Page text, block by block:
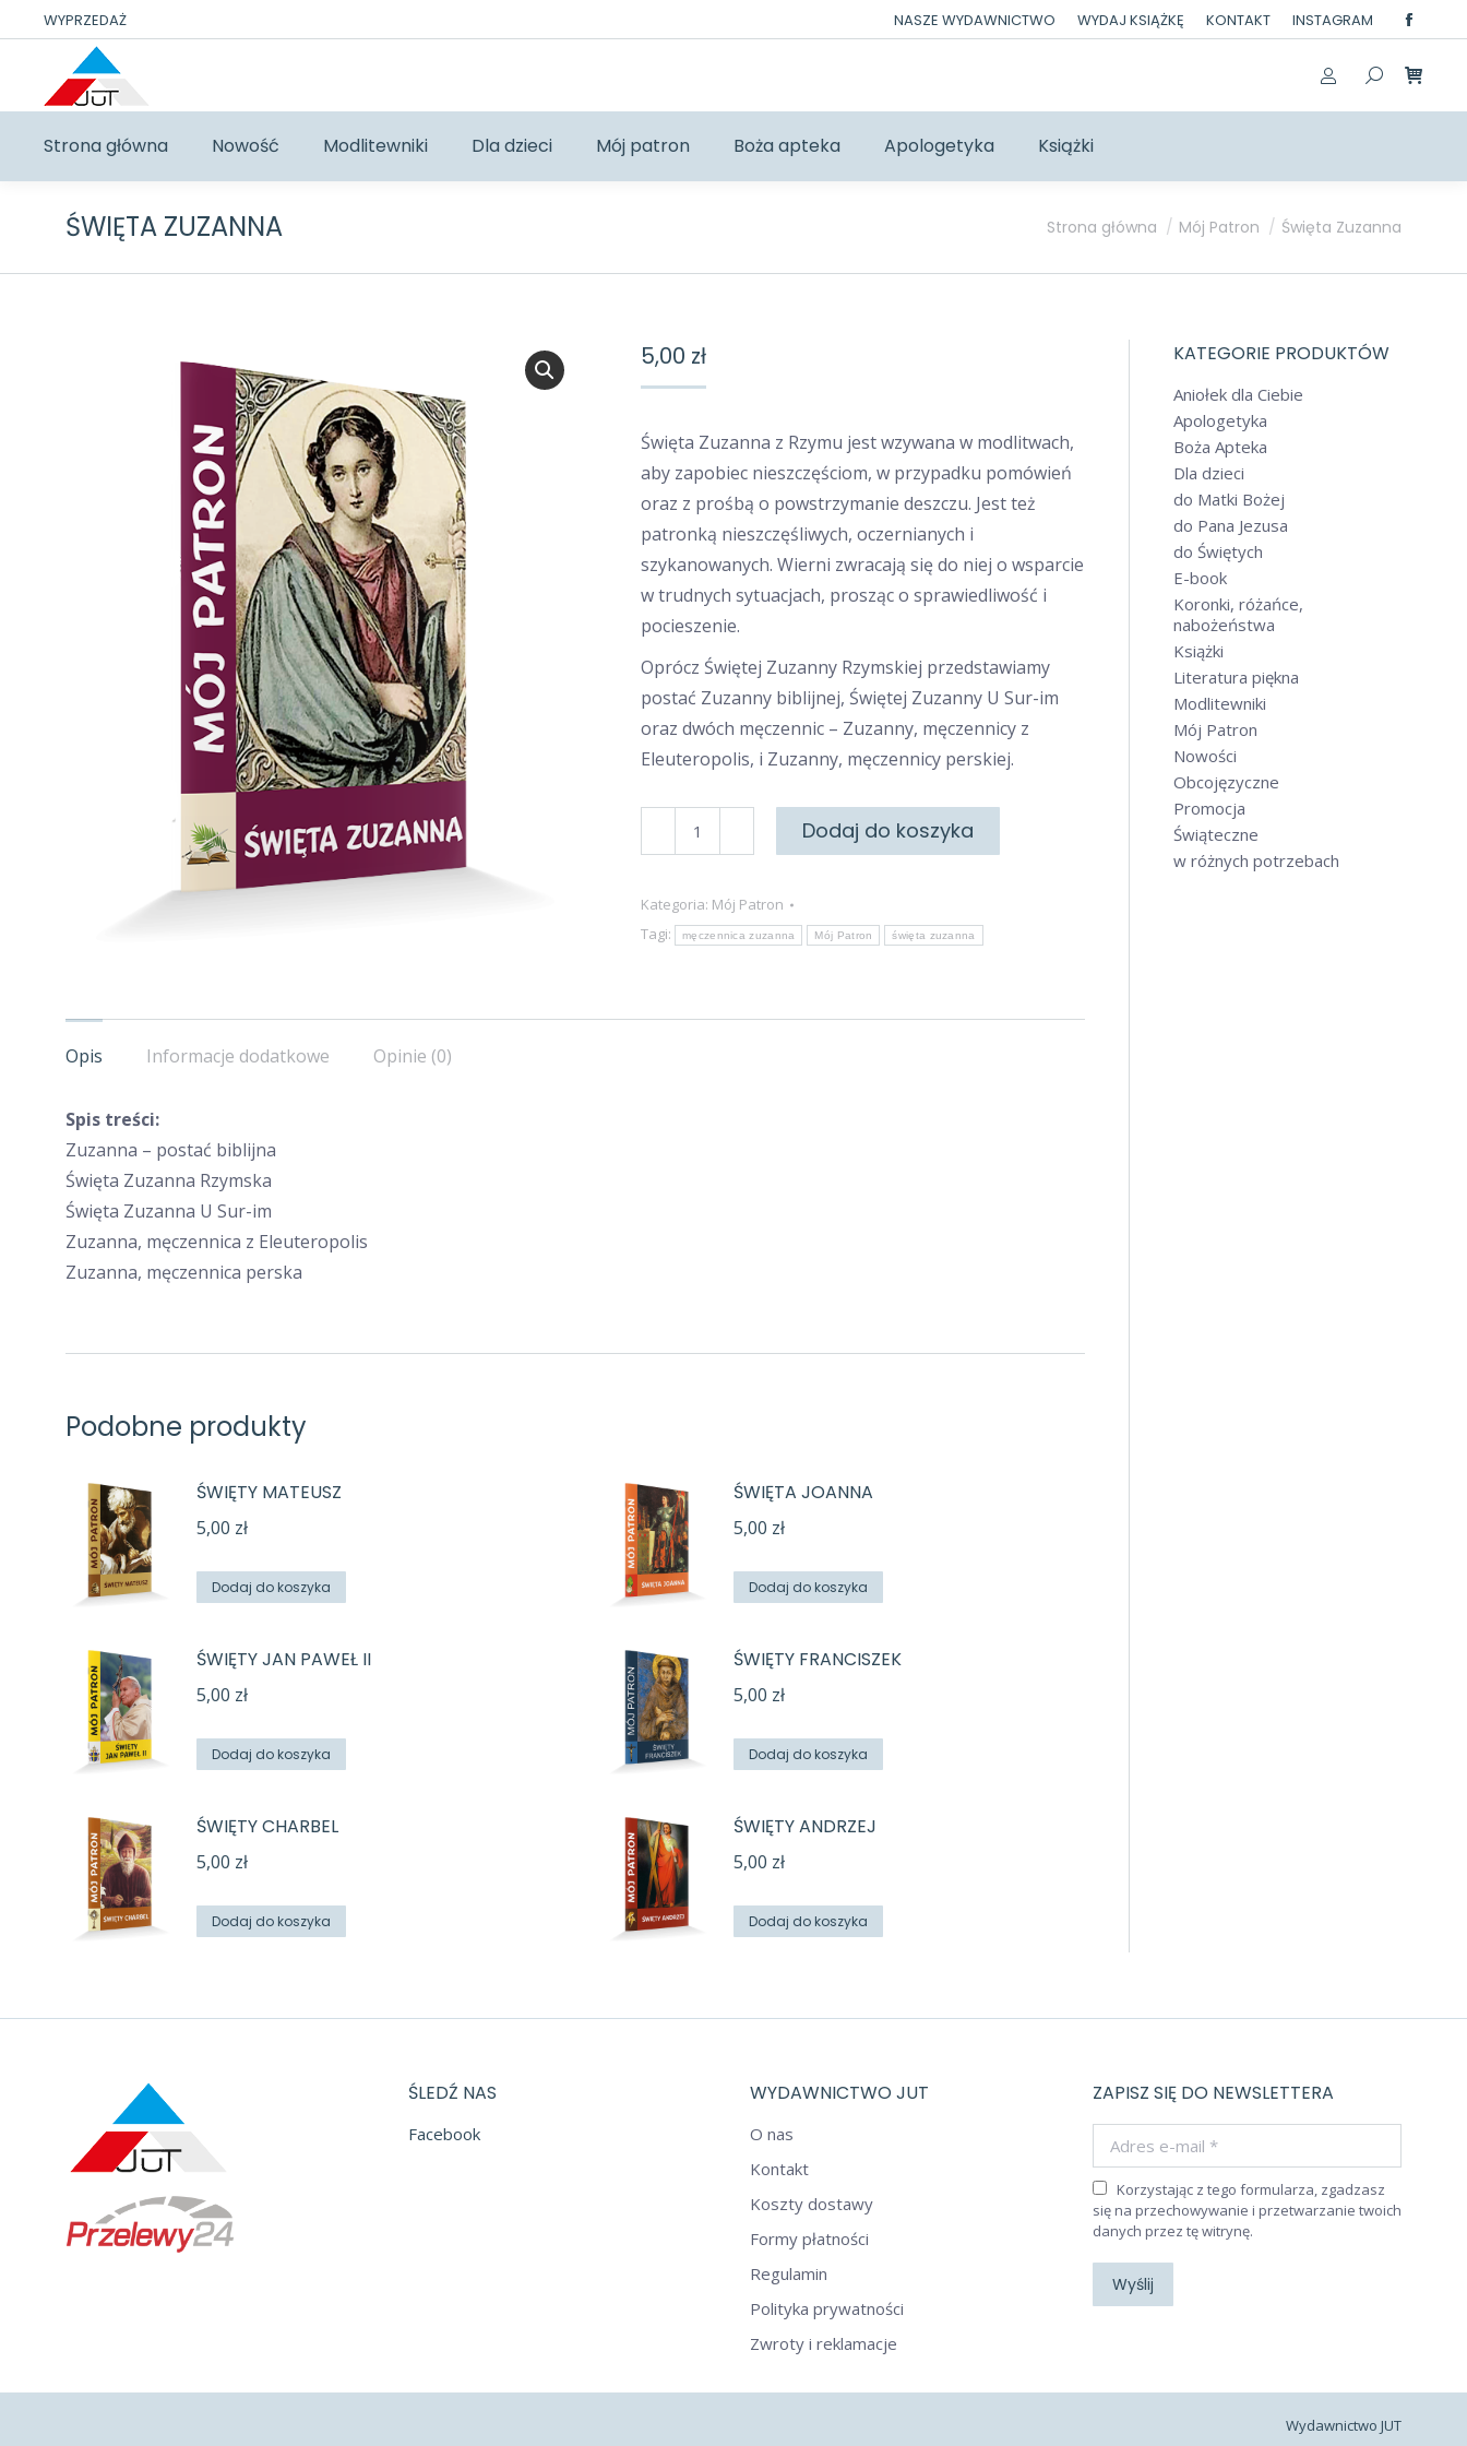
WYPRZEDAŻ NASZE WYDAWNICTWO WYDAJ KSIĄŻKĘ KONTAKT INSTAGRAM
page
opens
in
Strona główna Nowość Modlitewniki Dla dzieci Mój patron Boża apteka Apologetyka Książki
ŚWIĘTA ZUZANNA Jesteś tutaj:
Strona główna Mój Patron Święta Zuzanna
5,00 zł
Święta Zuzanna z Rzymu jest wzywana w modlitwach,
aby zapobiec nieszczęściom, w przypadku pomówień
oraz z prośbą o powstrzymanie deszczu. Jest też
patronką nieszczęśliwych, oczernianych i
szykanowanych. Wierni zwracają się do niej o wsparcie
w trudnych sytuacjach, prosząc o sprawiedliwość i
pocieszenie.
Oprócz Świętej Zuzanny Rzymskiej przedstawiamy
postać Zuzanny biblijnej, Świętej Zuzanny U Sur-im
oraz dwóch męczennic – Zuzanny, męczennicy z
Eleuteropolis, i Zuzanny, męczennicy perskiej.
Święta
Dodaj do koszyka
Kategoria: Mój Patron
Tagi:
męczennica zuzanna Mój Patron święta zuzanna
Opis Informacje dodatkowe Opinie (0)
Spis treści:
Zuzanna – postać biblijna
Święta Zuzanna Rzymska
Święta Zuzanna U Sur-im
Zuzanna, męczennica z Eleuteropolis
Zuzanna, męczennica perska
Podobne produkty
ŚWIĘTY MATEUSZ
5,00 zł
Dodaj do koszyka
ŚWIĘTA JOANNA
5,00 zł
Dodaj do koszyka
ŚWIĘTY JAN PAWEŁ II
5,00 zł
Dodaj do koszyka
ŚWIĘTY FRANCISZEK
5,00 zł
Dodaj do koszyka
ŚWIĘTY CHARBEL
5,00 zł
Dodaj do koszyka
ŚWIĘTY ANDRZEJ
5,00 zł
Dodaj do koszyka
KATEGORIE PRODUKTÓW
Aniołek dla Ciebie
Apologetyka
Boża Apteka
Dla dzieci
do Matki Bożej
do Pana Jezusa
do Świętych
E-book
Koronki, różańce,
nabożeństwa
Książki
Literatura piękna
Modlitewniki
Mój Patron
Nowości
Obcojęzyczne
Promocja
Świąteczne
w różnych potrzebach
ŚLEDŹ NAS
Facebook
WYDAWNICTWO JUT
O nas
Kontakt
Koszty dostawy
Formy płatności
Regulamin
Polityka prywatności
Zwroty i reklamacje
ZAPISZ SIĘ DO NEWSLETTERA
Korzystając z tego formularza, zgadzasz
się na przechowywanie i przetwarzanie twoich
danych przez tę witrynę.
Wyślij
Wydawnictwo JUT